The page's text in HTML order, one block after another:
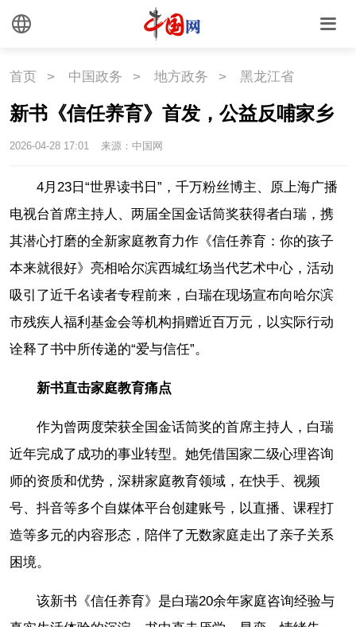
首页 > 中国政务 > 地方政务 > 黑龙江省
新书《信任养育》首发，公益反哺家乡
2026-04-28 17:01 来源：中国网
4月23日“世界读书日”，千万粉丝博主、原上海广播
电视台首席主持人、两届全国金话筒奖获得者白瑞，携
其潜心打磨的全新家庭教育力作《信任养育：你的孩子
本来就很好》亮相哈尔滨西城红场当代艺术中心，活动
吸引了近千名读者专程前来，白瑞在现场宣布向哈尔滨
市残疾人福利基金会等机构捐赠近百万元，以实际行动
诠释了书中所传递的“爱与信任”。
新书直击家庭教育痛点
作为曾两度荣获全国金话筒奖的首席主持人，白瑞
近年完成了成功的事业转型。她凭借国家二级心理咨询
师的资质和优势，深耕家庭教育领域，在快手、视频
号、抖音等多个自媒体平台创建账号，以直播、课程打
造等多元的内容形态，陪伴了无数家庭走出了亲子关系
困境。
该新书《信任养育》是白瑞20余年家庭咨询经验与